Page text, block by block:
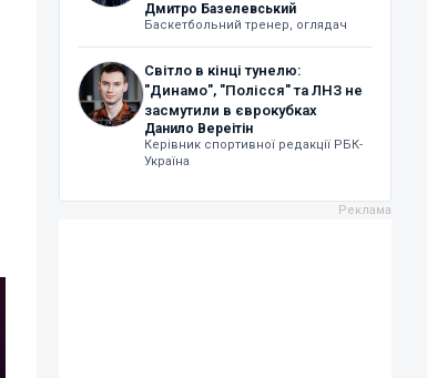
Дмитро Базелевський
Баскетбольний тренер, оглядач
Світло в кінці тунелю:
"Динамо", "Полісся" та ЛНЗ не
засмутили в єврокубках
Данило Вереітін
Керівник спортивної редакції РБК-
Україна